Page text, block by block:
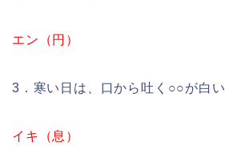
エン（円）
3．寒い日は、口から吐く○○が白い
イキ（息）